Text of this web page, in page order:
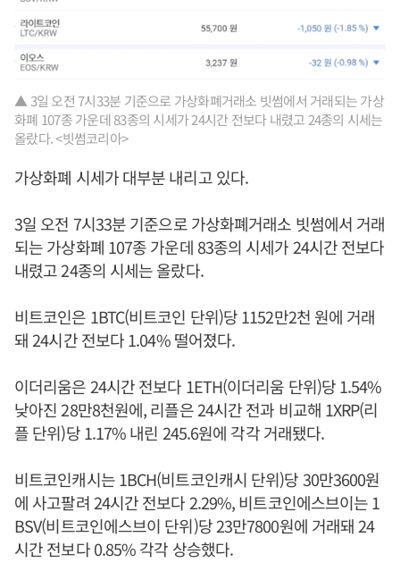
▲ 3일 오전 7시33분 기준으로 가상화폐거래소 빗썸에서 거래되는 가상
화폐 107종 가운데 83종의 시세가 24시간 전보다 내렸고 24종의 시세는
올랐다. <빗썸코리아>
가상화폐 시세가 대부분 내리고 있다.
3일 오전 7시33분 기준으로 가상화폐거래소 빗썸에서 거래
되는 가상화폐 107종 가운데 83종의 시세가 24시간 전보다
내렸고 24종의 시세는 올랐다.
비트코인은 1BTC(비트코인 단위)당 1152만2천 원에 거래
돼 24시간 전보다 1.04% 떨어졌다.
이더리움은 24시간 전보다 1ETH(이더리움 단위)당 1.54%
낮아진 28만8천원에, 리플은 24시간 전과 비교해 1XRP(리
플 단위)당 1.17% 내린 245.6원에 각각 거래됐다.
비트코인캐시는 1BCH(비트코인캐시 단위)당 30만3600원
에 사고팔려 24시간 전보다 2.29%, 비트코인에스브이는 1
BSV(비트코인에스브이 단위)당 23만7800원에 거래돼 24
시간 전보다 0.85% 각각 상승했다.